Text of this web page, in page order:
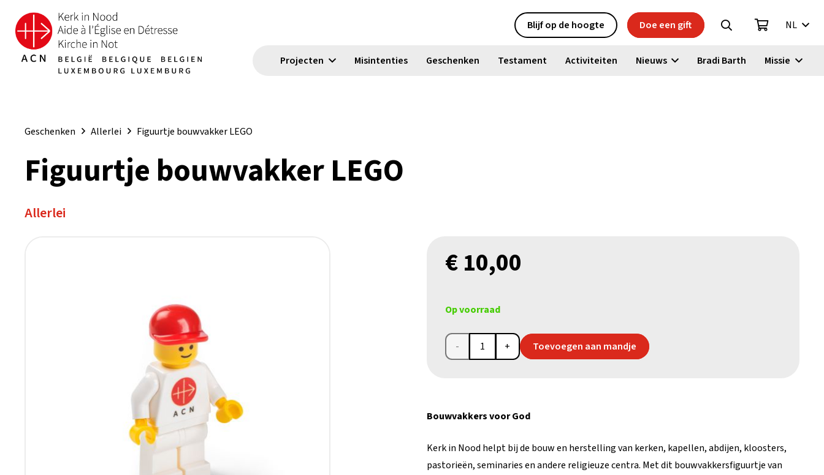
Blijf op de hoogte Doe een gift NL
Projecten Misintenties Geschenken Testament Activiteiten Nieuws Bradi Barth Missie
Geschenken Allerlei Figuurtje bouwvakker LEGO
Figuurtje bouwvakker LEGO
Allerlei
€10,00
Op voorraad
Figuurtje
aantal
Toevoegen aan mandje
Bouwvakkers voor God
Kerk in Nood helpt bij de bouw en herstelling van kerken, kapellen, abdijen, kloosters,
pastorieën, seminaries en andere religieuze centra. Met dit bouwvakkersfiguurtje van